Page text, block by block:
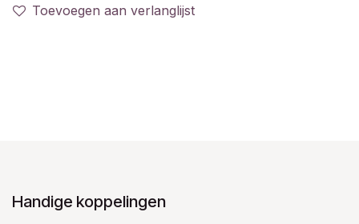
Toevoegen aan verlanglijst
Handige koppelingen